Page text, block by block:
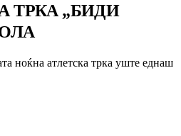
ТРКА „БИДИ
ноќна атлетска трка уште еднаш